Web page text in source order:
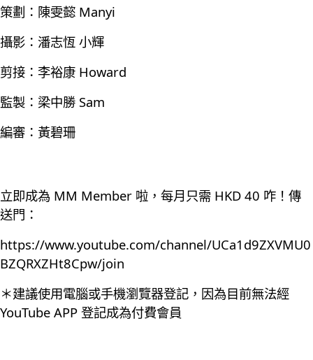
策劃：陳雯懿 Manyi
攝影：潘志恆 小輝
剪接：李裕康 Howard
監製：梁中勝 Sam
編審：黃碧珊
立即成為 MM Member 啦，每月只需 HKD 40 咋！傳
送門：
https://www.youtube.com/channel/UCa1d9ZXVMU0
BZQRXZHt8Cpw/join
＊建議使用電腦或手機瀏覽器登記，因為目前無法經
YouTube APP 登記成為付費會員